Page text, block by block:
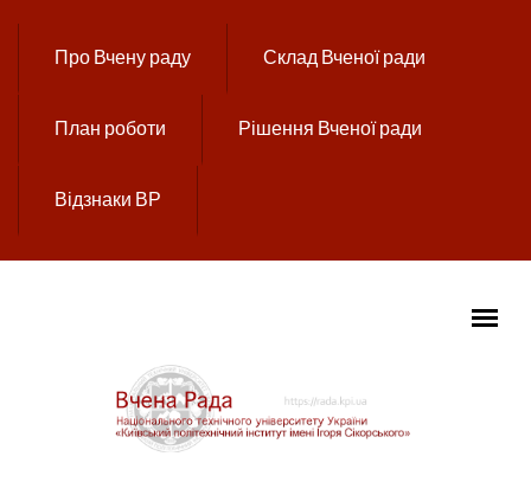
Про Вчену раду Склад Вченої ради
План роботи Рішення Вченої ради
Відзнаки ВР